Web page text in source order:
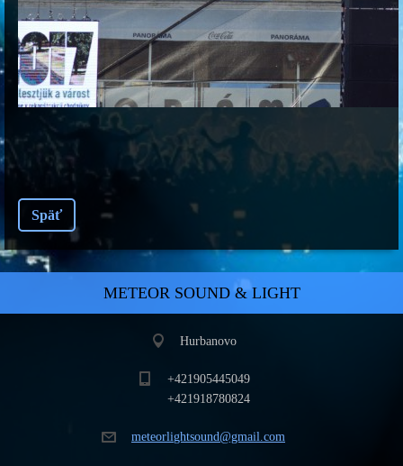
Späť
METEOR SOUND & LIGHT
Hurbanovo
+421905445049
+421918780824
meteorlightsound@gmail.com